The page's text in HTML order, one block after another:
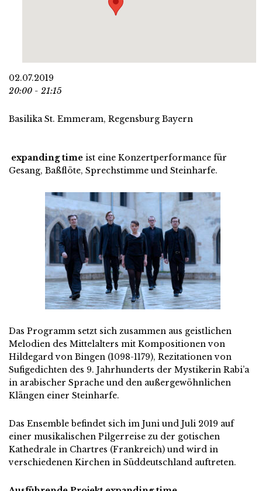
02.07.2019
20:00 - 21:15
Basilika St. Emmeram, Regensburg Bayern
expanding time ist eine Konzertperformance für
Gesang, Baßflöte, Sprechstimme und Steinharfe.
Das Programm setzt sich zusammen aus geistlichen
Melodien des Mittelalters mit Kompositionen von
Hildegard von Bingen (1098-1179), Rezitationen von
Sufigedichten des 9. Jahrhunderts der Mystikerin Rabi’a
in arabischer Sprache und den außergewöhnlichen
Klängen einer Steinharfe.
Das Ensemble befindet sich im Juni und Juli 2019 auf
einer musikalischen Pilgerreise zu der gotischen
Kathedrale in Chartres (Frankreich) und wird in
verschiedenen Kirchen in Süddeutschland auftreten.